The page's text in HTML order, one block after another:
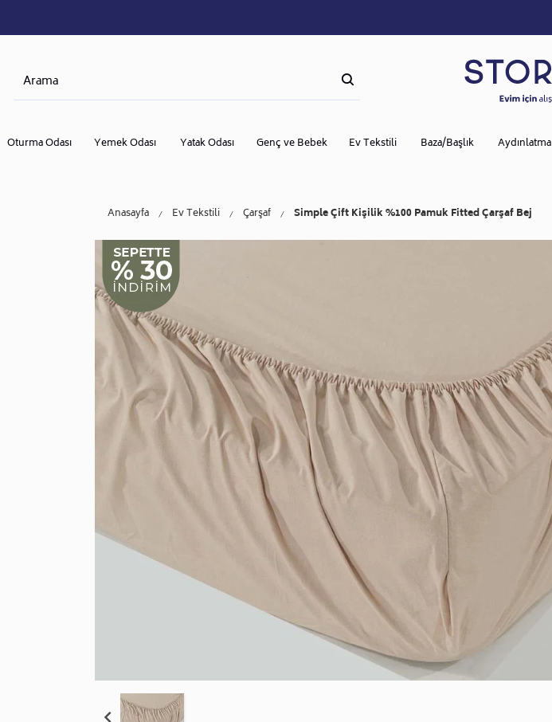
Oturma Odası Yemek Odası Yatak Odası Genç ve Bebek Ev Tekstili Baza/Başlık Aydınlatma
Anasayfa Ev Tekstili Çarşaf Simple Çift Kişilik %100 Pamuk Fitted Çarşaf Bej